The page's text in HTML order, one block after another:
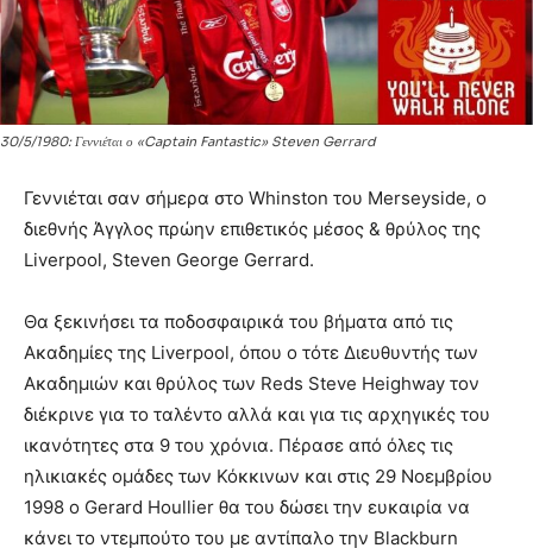
30/5/1980: Γεννιέται ο «Captain Fantastic» Steven Gerrard
Γεννιέται σαν σήμερα στο Whinston του Merseyside, ο
διεθνής Άγγλος πρώην επιθετικός μέσος & θρύλος της
Liverpool, Steven George Gerrard.
Θα ξεκινήσει τα ποδοσφαιρικά του βήματα από τις
Ακαδημίες της Liverpool, όπου ο τότε Διευθυντής των
Ακαδημιών και θρύλος των Reds Steve Heighway τον
διέκρινε για το ταλέντο αλλά και για τις αρχηγικές του
ικανότητες στα 9 του χρόνια. Πέρασε από όλες τις
ηλικιακές ομάδες των Κόκκινων και στις 29 Νοεμβρίου
1998 ο Gerard Houllier θα του δώσει την ευκαιρία να
κάνει το ντεμπούτο του με αντίπαλο την Blackburn